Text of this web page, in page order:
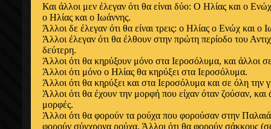
Και άλλοι μεν έλεγαν ότι θα είναι δύο: Ο Ηλίας και ο
ο Ηλίας και ο Ιωάννης.
Άλλοι δε έλεγαν ότι θα είναι τρεις: ο Ηλίας ο Ενώχ και ο
Άλλοι έλεγαν ότι θα έλθουν στην πρώτη περίοδο του
δεύτερη.
Άλλοι ότι θα κηρύξουν μόνο στα Ιεροσόλυμα, και άλλοι
Άλλοι ότι μόνο ο Ηλίας θα κηρύξει στα Ιεροσόλυμα.
Άλλοι ότι θα κηρύξει και στα Ιεροσόλυμα και σε όλη την
Άλλοι ότι θα έχουν την μορφή που είχαν όταν ζούσαν, και
μορφές.
Άλλοι ότι θα φορούν τα ρούχα που φορούσαν στην Παλαιά
φορούν σύγχρονα ρούχα. Άλλοι ότι θα φορούν σάκκους